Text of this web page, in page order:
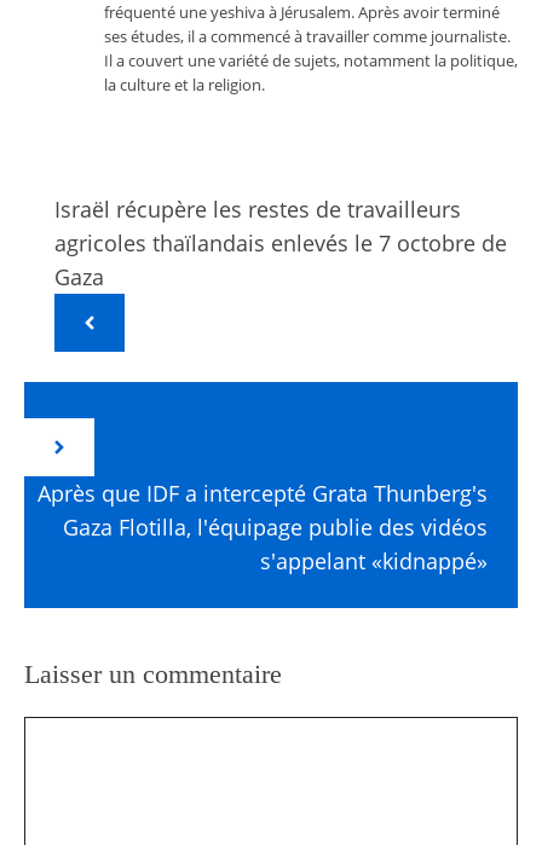
fréquenté une yeshiva à Jérusalem. Après avoir terminé
ses études, il a commencé à travailler comme journaliste.
Il a couvert une variété de sujets, notamment la politique,
la culture et la religion.
Israël récupère les restes de travailleurs
agricoles thaïlandais enlevés le 7 octobre de
Gaza
Après que IDF a intercepté Grata Thunberg's
Gaza Flotilla, l'équipage publie des vidéos
s'appelant «kidnappé»
Laisser un commentaire